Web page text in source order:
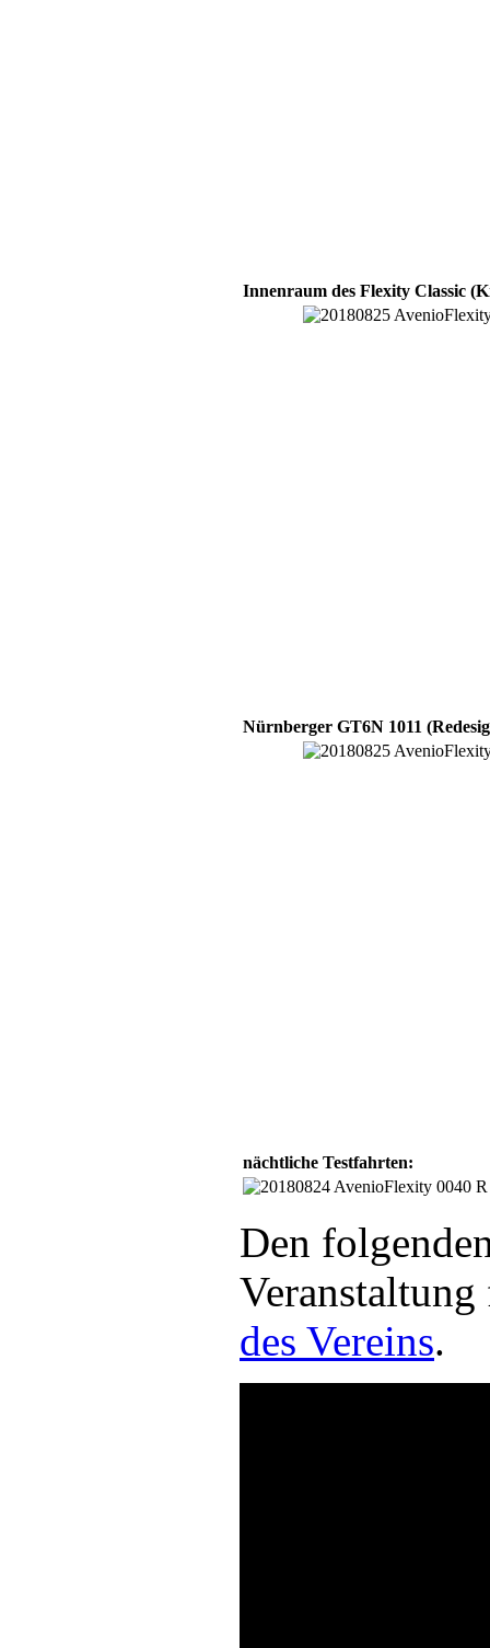
Innenraum des Flexity Classic
Nürnberger GT6N 1011
nächtliche Testfahrten:
Den
des Vereins.